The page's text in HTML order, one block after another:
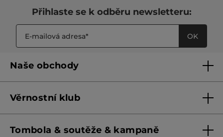
Přihlaste se k odběru newsletteru:
OK
Naše obchody
Franšízing
Věrnostní klub
Pravidla věrnostního klubu od 1. 6. 2026
Tombola & soutěže & kampaně